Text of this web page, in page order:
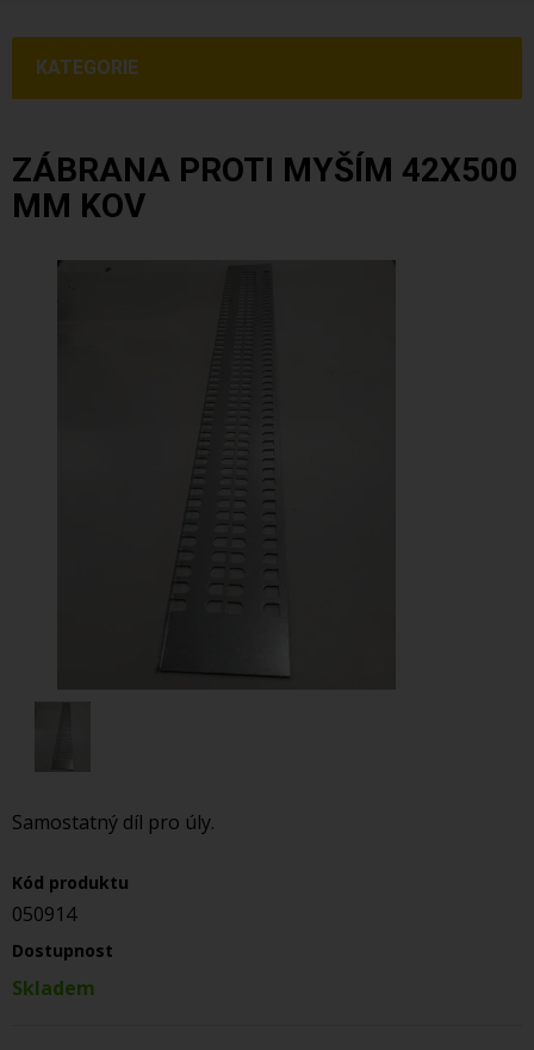
KATEGORIE
ZÁBRANA PROTI MYŠÍM 42X500
MM KOV
Samostatný díl pro úly.
Kód produktu
050914
Dostupnost
Skladem